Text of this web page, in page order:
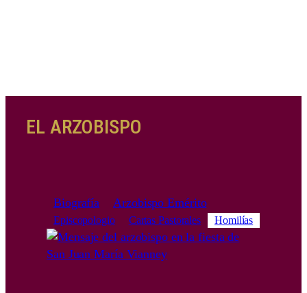
EL ARZOBISPO
Biografía Arzobispo Emérito
Episcopologio Cartas Pastorales Homilías